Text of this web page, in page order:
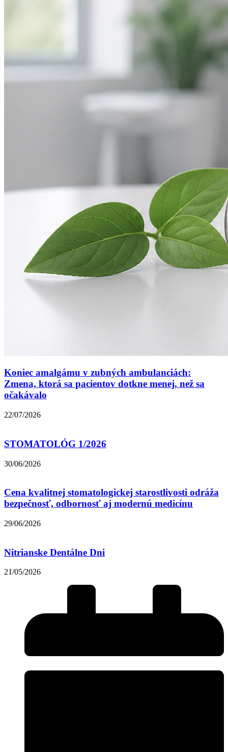
Koniec amalgámu v zubných ambulanciách:
Zmena, ktorá sa pacientov dotkne menej, než sa
očakávalo
22/07/2026
STOMATOLÓG 1/2026
30/06/2026
Cena kvalitnej stomatologickej starostlivosti odráža
bezpečnosť, odbornosť aj modernú medicínu
29/06/2026
Nitrianske Dentálne Dni
21/05/2026